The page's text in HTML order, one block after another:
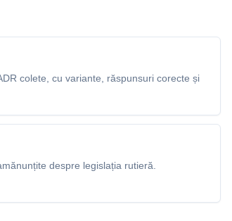
colete, cu variante, răspunsuri corecte și
despre legislația rutieră.